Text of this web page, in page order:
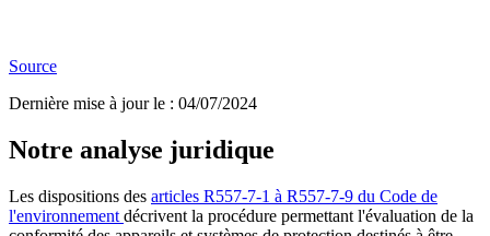
Source
Dernière mise à jour le : 04/07/2024
Notre analyse juridique
Les dispositions des articles R557-7-1 à R557-7-9 du Code de
l'environnement décrivent la procédure permettant l'évaluation de la